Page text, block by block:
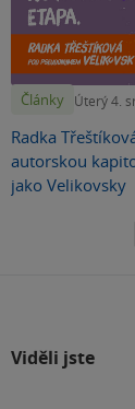
Články Úterý 4.
Radka
autorskou
jako Velikovsky
Viděli jste